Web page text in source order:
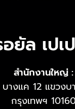
ยัล เปเ
สำนักงานใหญ่ :
างแค 12 แขวงบ
กรุงเทพฯ